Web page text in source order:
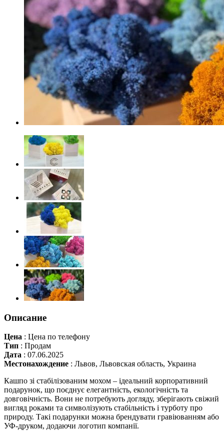
Описание
Цена : Цена по телефону
Тип : Продам
Дата : 07.06.2025
Местонахождение : Львов, Львовская область, Украина
Кашпо зі стабілізованим мохом – ідеальний корпоративний
подарунок, що поєднує елегантність, екологічність та
довговічність. Вони не потребують догляду, зберігають свіжий
вигляд роками та символізують стабільність і турботу про
природу. Такі подарунки можна брендувати гравіюванням або
УФ-друком, додаючи логотип компанії.